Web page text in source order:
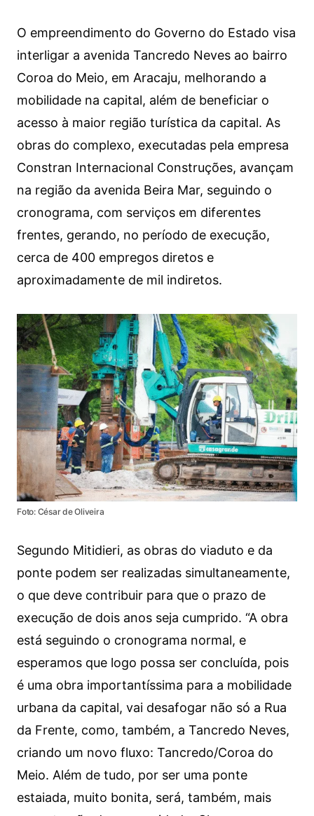
O empreendimento do Governo do Estado visa
interligar a avenida Tancredo Neves ao bairro
Coroa do Meio, em Aracaju, melhorando a
mobilidade na capital, além de beneficiar o
acesso à maior região turística da capital. As
obras do complexo, executadas pela empresa
Constran Internacional Construções, avançam
na região da avenida Beira Mar, seguindo o
cronograma, com serviços em diferentes
frentes, gerando, no período de execução,
cerca de 400 empregos diretos e
aproximadamente de mil indiretos.
Foto: César de Oliveira
Segundo Mitidieri, as obras do viaduto e da
ponte podem ser realizadas simultaneamente,
o que deve contribuir para que o prazo de
execução de dois anos seja cumprido. “A obra
está seguindo o cronograma normal, e
esperamos que logo possa ser concluída, pois
é uma obra importantíssima para a mobilidade
urbana da capital, vai desafogar não só a Rua
da Frente, como, também, a Tancredo Neves,
criando um novo fluxo: Tancredo/Coroa do
Meio. Além de tudo, por ser uma ponte
estaiada, muito bonita, será, também, mais